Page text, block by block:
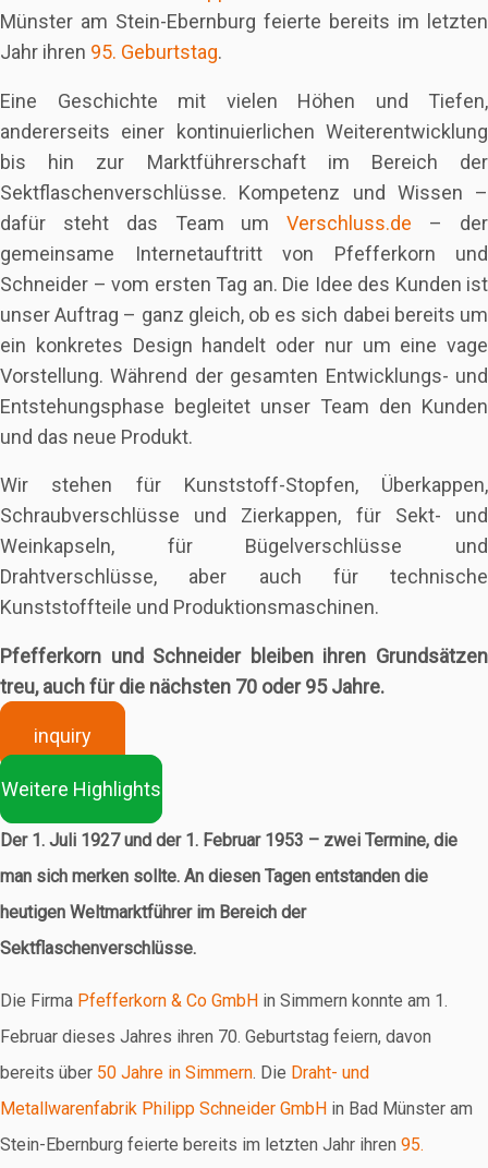
Münster am Stein-Ebernburg feierte bereits im letzten
Jahr ihren 95. Geburtstag.
Eine Geschichte mit vielen Höhen und Tiefen,
andererseits einer kontinuierlichen Weiterentwicklung
bis hin zur Marktführerschaft im Bereich der
Sektflaschenverschlüsse. Kompetenz und Wissen –
dafür steht das Team umVerschluss.de – der
gemeinsame Internetauftritt von Pfefferkorn und
Schneider – vom ersten Tag an. Die Idee des Kunden ist
unser Auftrag – ganz gleich, ob es sich dabei bereits um
ein konkretes Design handelt oder nur um eine vage
Vorstellung. Während der gesamten Entwicklungs- und
Entstehungsphase begleitet unser Team den Kunden
und das neue Produkt.
Wir stehen für Kunststoff-Stopfen, Überkappen,
Schraubverschlüsse und Zierkappen, für Sekt- und
Weinkapseln, für Bügelverschlüsse und
Drahtverschlüsse, aber auch für technische
Kunststoffteile und Produktionsmaschinen.
Pfefferkorn und Schneider bleiben ihren Grundsätzen
treu, auch für die nächsten 70 oder 95 Jahre.
inquiry
Weitere Highlights
Der 1. Juli 1927 und der 1. Februar 1953 – zwei Termine, die
man sich merken sollte. An diesen Tagen entstanden die
heutigen Weltmarktführer im Bereich der
Sektflaschenverschlüsse.
Die Firma Pfefferkorn & Co GmbH in Simmern konnte am 1.
Februar dieses Jahres ihren 70. Geburtstag feiern, davon
bereits über 50 Jahre in Simmern. Die Draht- und
Metallwarenfabrik Philipp Schneider GmbH in Bad Münster am
Stein-Ebernburg feierte bereits im letzten Jahr ihren 95.